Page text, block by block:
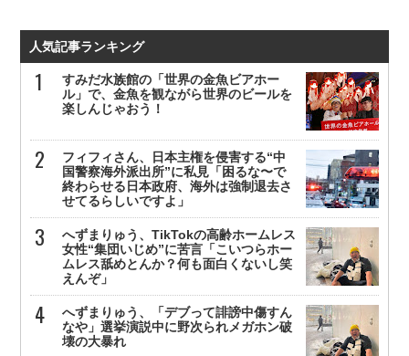
人気記事ランキング
すみだ水族館の「世界の金魚ビアホー
ル」で、金魚を観ながら世界のビールを
楽しんじゃおう！
フィフィさん、日本主権を侵害する“中
国警察海外派出所”に私見「困るな〜で
終わらせる日本政府、海外は強制退去さ
せてるらしいですよ」
へずまりゅう、TikTokの高齢ホームレス
女性“集団いじめ”に苦言「こいつらホー
ムレス舐めとんか？何も面白くないし笑
えんぞ」
へずまりゅう、「デブって誹謗中傷すん
なや」選挙演説中に野次られメガホン破
壊の大暴れ